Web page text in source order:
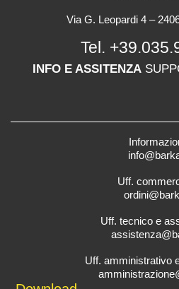
Via G. Leopardi 4 –
Tel.
INFO E ASSITENZA
Uff.
Uff. tecnico e
Uff. amministrativo